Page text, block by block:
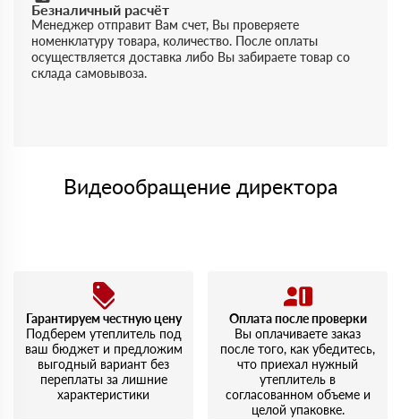
Безналичный расчёт
Менеджер отправит Вам счет, Вы проверяете
номенклатуру товара, количество. После оплаты
осуществляется доставка либо Вы забираете товар со
склада самовывоза.
Видеообращение директора
Гарантируем честную цену
Подберем утеплитель под
ваш бюджет и предложим
выгодный вариант без
переплаты за лишние
характеристики
Оплата после проверки
Вы оплачиваете заказ
после того, как убедитесь,
что приехал нужный
утеплитель в
согласованном объеме и
целой упаковке.